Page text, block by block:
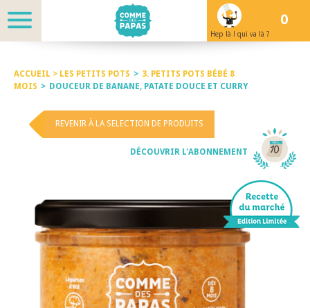
Hep là ! qui va là ?
0
ACCUEIL > LES PETITS POTS > 3. PETITS POTS BÉBÉ 8
MOIS > DOUCEUR DE BANANE, PATATE DOUCE ET CURRY
REVENIR À LA SELECTION DE PRODUITS
DÉCOUVRIR L'ABONNEMENT